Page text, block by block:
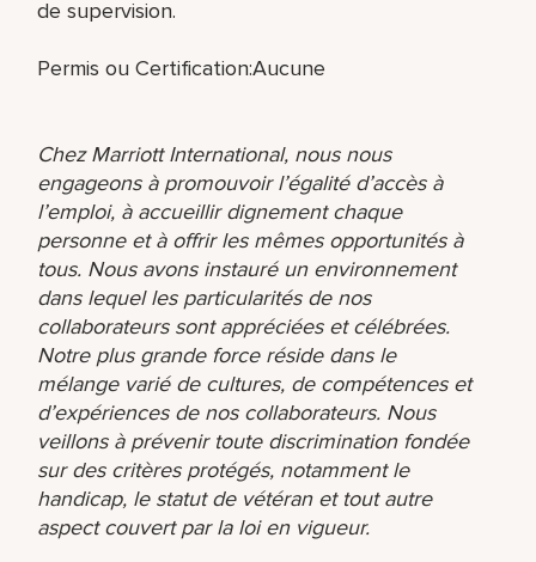
de supervision.
Permis ou Certification:Aucune
Chez Marriott International, nous nous
engageons à promouvoir l’égalité d’accès à
l’emploi, à accueillir dignement chaque
personne et à offrir les mêmes opportunités à
tous. Nous avons instauré un environnement
dans lequel les particularités de nos
collaborateurs sont appréciées et célébrées.
Notre plus grande force réside dans le
mélange varié de cultures, de compétences et
d’expériences de nos collaborateurs. Nous
veillons à prévenir toute discrimination fondée
sur des critères protégés, notamment le
handicap, le statut de vétéran et tout autre
aspect couvert par la loi en vigueur.